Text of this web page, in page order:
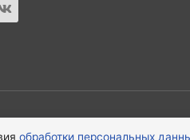
обработки персональных